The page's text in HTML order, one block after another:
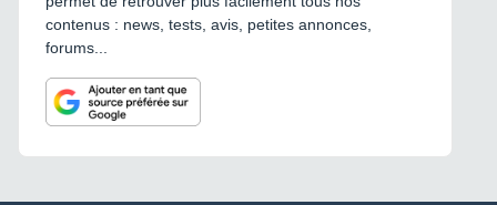
contenus : news, tests, avis, petites annonces,
forums...